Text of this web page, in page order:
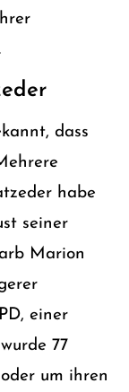
dass
habe
seiner
Marion
einer
77
um ihren